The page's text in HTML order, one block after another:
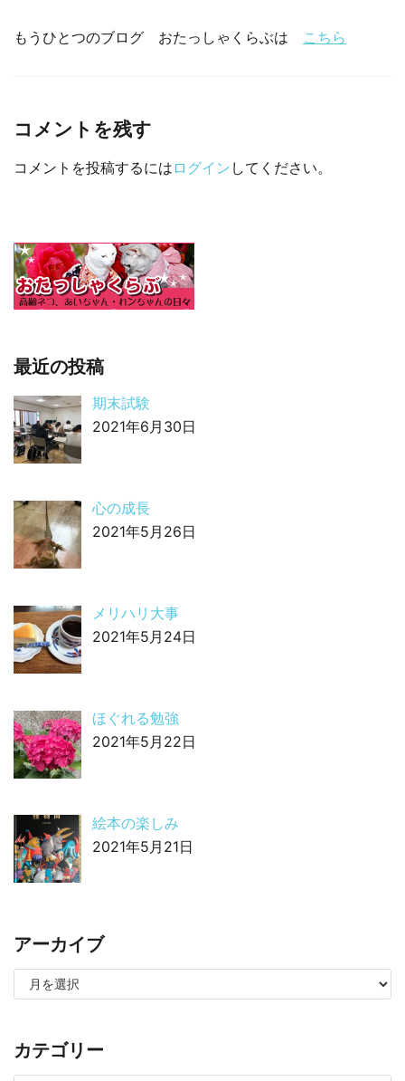
もうひとつのブログ おたっしゃくらぶは こちら
コメントを残す
コメントを投稿するには ログイン してください。
最近の投稿
期末試験
2021年6月30日
心の成長
2021年5月26日
メリハリ大事
2021年5月24日
ほぐれる勉強
2021年5月22日
絵本の楽しみ
2021年5月21日
アーカイブ
カテゴリー